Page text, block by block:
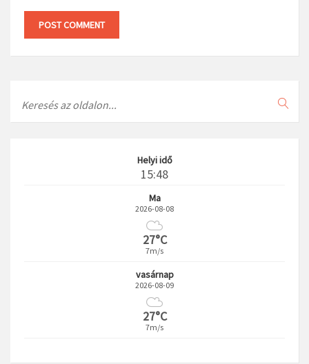
Helyi idő
15:48
Ma
2026-08-08
27°C
7m/s
vasárnap
2026-08-09
27°C
7m/s